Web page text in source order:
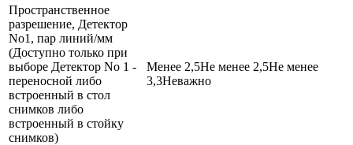
Пространственное
разрешение, Детектор
No1, пар линий/мм
(Доступно только при
выборе Детектор No 1 -
переносной либо
встроенный в стол
снимков либо
встроенный в стойку
снимков)
Менее 2,5Не менее 2,5Не менее
3,3Неважно